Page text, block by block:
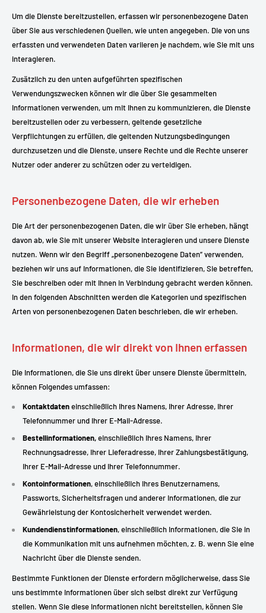
Um die Dienste bereitzustellen, erfassen wir personenbezogene Daten
über Sie aus verschiedenen Quellen, wie unten angegeben. Die von uns
erfassten und verwendeten Daten variieren je nachdem, wie Sie mit uns
interagieren.
Zusätzlich zu den unten aufgeführten spezifischen
Verwendungszwecken können wir die über Sie gesammelten
Informationen verwenden, um mit Ihnen zu kommunizieren, die Dienste
bereitzustellen oder zu verbessern, geltende gesetzliche
Verpflichtungen zu erfüllen, die geltenden Nutzungsbedingungen
durchzusetzen und die Dienste, unsere Rechte und die Rechte unserer
Nutzer oder anderer zu schützen oder zu verteidigen.
Personenbezogene Daten, die wir erheben
Die Art der personenbezogenen Daten, die wir über Sie erheben, hängt
davon ab, wie Sie mit unserer Website interagieren und unsere Dienste
nutzen. Wenn wir den Begriff „personenbezogene Daten” verwenden,
beziehen wir uns auf Informationen, die Sie identifizieren, Sie betreffen,
Sie beschreiben oder mit Ihnen in Verbindung gebracht werden können.
In den folgenden Abschnitten werden die Kategorien und spezifischen
Arten von personenbezogenen Daten beschrieben, die wir erheben.
Informationen, die wir direkt von Ihnen erfassen
Die Informationen, die Sie uns direkt über unsere Dienste übermitteln,
können Folgendes umfassen:
Kontaktdateneinschließlich Ihres Namens, Ihrer Adresse, Ihrer
Telefonnummer und Ihrer E-Mail-Adresse.
Bestellinformationen,einschließlich Ihres Namens, Ihrer
Rechnungsadresse, Ihrer Lieferadresse, Ihrer Zahlungsbestätigung,
Ihrer E-Mail-Adresse und Ihrer Telefonnummer.
Kontoinformationen, einschließlich Ihres Benutzernamens,
Passworts, Sicherheitsfragen und anderer Informationen, die zur
Gewährleistung der Kontosicherheit verwendet werden.
Kundendienstinformationen, einschließlich Informationen, die Sie in
die Kommunikation mit uns aufnehmen möchten, z. B. wenn Sie eine
Nachricht über die Dienste senden.
Bestimmte Funktionen der Dienste erfordern möglicherweise, dass Sie
uns bestimmte Informationen über sich selbst direkt zur Verfügung
stellen. Wenn Sie diese Informationen nicht bereitstellen, können Sie